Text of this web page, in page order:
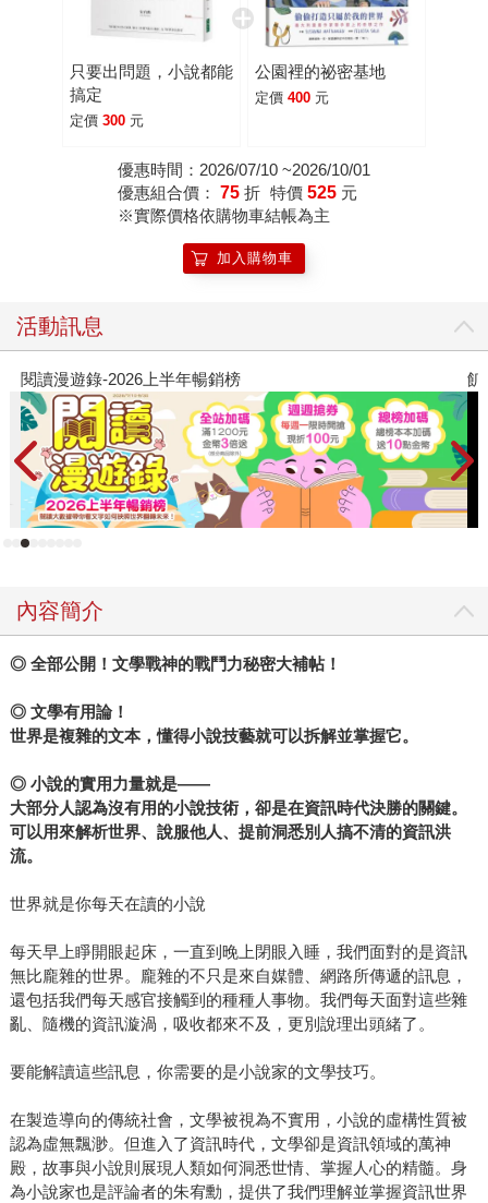
只要出問題，小說都能
搞定
定價 300 元
公園裡的祕密基地
定價 400 元
優惠時間：2026/07/10 ~2026/10/01
優惠組合價： 75 折 特價 525 元
※實際價格依購物車結帳為主
加入購物車
活動訊息
閱讀漫遊錄-2026上半年暢銷榜 飢
內容簡介
◎ 全部公開！文學戰神的戰鬥力秘密大補帖！
◎ 文學有用論！
世界是複雜的文本，懂得小說技藝就可以拆解並掌握它。
◎ 小說的實用力量就是——
大部分人認為沒有用的小說技術，卻是在資訊時代決勝的關鍵。
可以用來解析世界、說服他人、提前洞悉別人搞不清的資訊洪
流。
世界就是你每天在讀的小說
每天早上睜開眼起床，一直到晚上閉眼入睡，我們面對的是資訊
無比龐雜的世界。龐雜的不只是來自媒體、網路所傳遞的訊息，
還包括我們每天感官接觸到的種種人事物。我們每天面對這些雜
亂、隨機的資訊漩渦，吸收都來不及，更別說理出頭緒了。
要能解讀這些訊息，你需要的是小說家的文學技巧。
在製造導向的傳統社會，文學被視為不實用，小說的虛構性質被
認為虛無飄渺。但進入了資訊時代，文學卻是資訊領域的萬神
殿，故事與小說則展現人類如何洞悉世情、掌握人心的精髓。身
為小說家也是評論者的朱宥勳，提供了我們理解並掌握資訊世界